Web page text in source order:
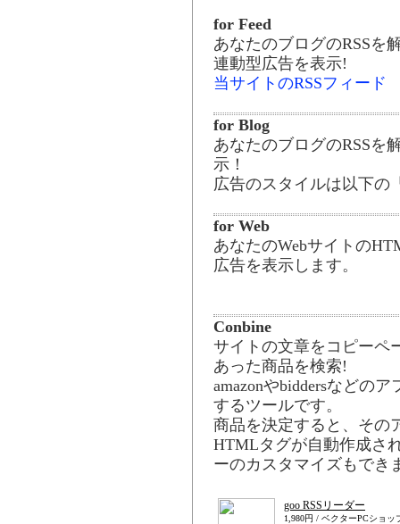
for Feed
あなたのブログのRSSを
連動型広告を表示!
当サイトのRSSフィード
for Blog
あなたのブログのRSSを
示！
広告のスタイルは以下の
for Web
あなたのWebサイトの
広告を表示します。
Conbine
サイトの文章をコピーペ
あった商品を検索!
amazonやbiddersなどの
するツールです。
商品を決定すると、その
HTMLタグが自動作成さ
ーのカスタマイズもでき
goo RSSリーダー
1,980円 / ベクターPCショッ